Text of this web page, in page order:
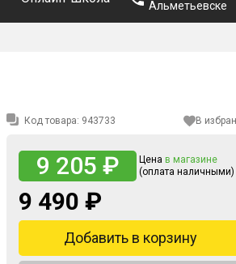
Альметьевске
Код товара: 943733 В
9 205 ₽ Цена в магазине
(оплата наличными)
9 490 ₽
Добавить в корзину